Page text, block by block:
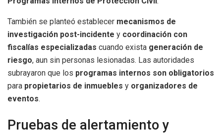
También se planteó establecer mecanismos de
investigación post-incidente y coordinación con
fiscalías especializadas cuando exista generación de
riesgo, aun sin personas lesionadas. Las autoridades
subrayaron que los programas internos son obligatorios
para propietarios de inmuebles y organizadores de
eventos.
Pruebas de alertamiento y